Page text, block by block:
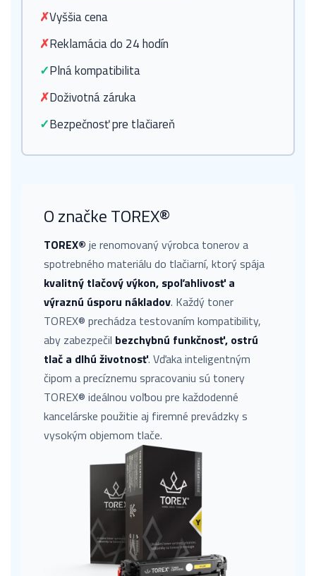
✗Vyššia cena
✗Reklamácia do 24 hodín
✓Plná kompatibilita
✗Doživotná záruka
✓Bezpečnosť pre tlačiareň
O značke TOREX®
TOREX® je renomovaný výrobca tonerov a
spotrebného materiálu do tlačiarní, ktorý spája
kvalitný tlačový výkon, spoľahlivosť a
výraznú úsporu nákladov. Každý toner
TOREX® prechádza testovaním kompatibility,
aby zabezpečil bezchybnú funkčnosť, ostrú
tlač a dlhú životnosť. Vďaka inteligentným
čipom a precíznemu spracovaniu sú tonery
TOREX® ideálnou voľbou pre každodenné
kancelárske použitie aj firemné prevádzky s
vysokým objemom tlače.